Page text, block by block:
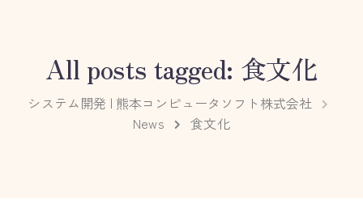
All posts tagged: 食文化
システム開発 | 熊本コンピュータソフト株式会社
News
食文化